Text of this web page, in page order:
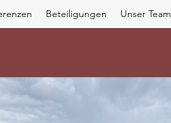
Beteiligungen Unser Team